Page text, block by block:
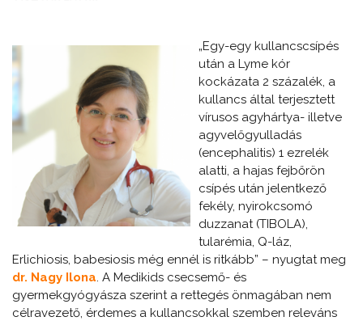
„Egy-egy kullancscsípés
után a Lyme kór
kockázata 2 százalék, a
kullancs által terjesztett
vírusos agyhártya- illetve
agyvelőgyulladás
(encephalitis) 1 ezrelék
alatti, a hajas fejbőrön
csípés után jelentkező
fekély, nyirokcsomó
duzzanat (TIBOLA),
tularémia, Q-láz,
Erlichiosis, babesiosis még ennél is ritkább” – nyugtat meg
dr. Nagy Ilona. A Medikids csecsemő- és
gyermekgyógyásza szerint a rettegés önmagában nem
célravezető, érdemes a kullancsokkal szemben releváns